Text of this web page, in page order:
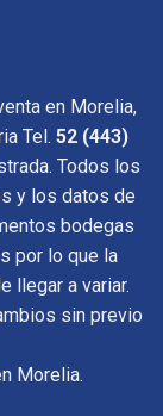
en Morelia,
Tel. 52 (443)
Todos los
y los datos de
bodegas
por lo que la
llegar a variar.
sin previo
Morelia.